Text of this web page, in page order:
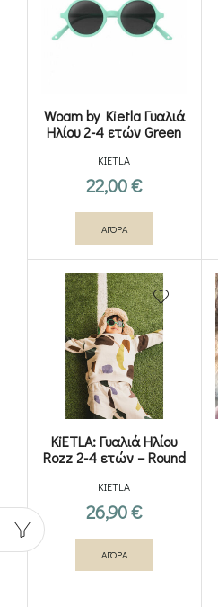
Woam by Kietla Γυαλιά
Ηλίου 2-4 ετών Green
KIETLA
22,00€
ΑΓΟΡΑ
KiETLA: Γυαλιά Ηλίου
Rozz 2-4 ετών – Round
KIETLA
26,90€
ΑΓΟΡΑ